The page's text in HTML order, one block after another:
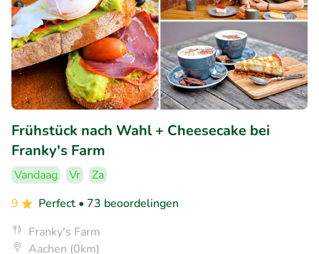
Frühstück nach Wahl + Cheesecake bei
Franky's Farm
Vandaag Vr
Za
9
Perfect • 73 beoordelingen
Franky's Farm
Aachen (0km)